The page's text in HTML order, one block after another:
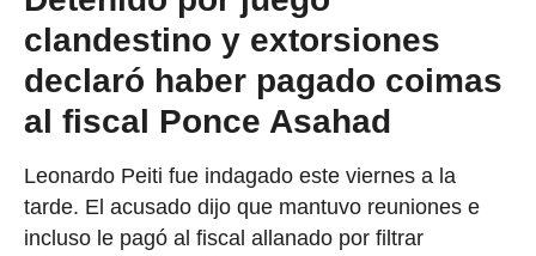
clandestino y extorsiones
declaró haber pagado coimas
al fiscal Ponce Asahad
Leonardo Peiti fue indagado este viernes a la
tarde. El acusado dijo que mantuvo reuniones e
incluso le pagó al fiscal allanado por filtrar